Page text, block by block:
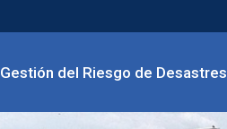
Gestión del Riesgo de Desastres